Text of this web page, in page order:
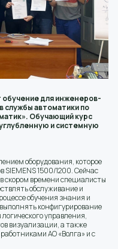
обучение для инженеров-
службы автоматики по
Обучающий курс
и системную
оборудования, которое
SIEMENS 1500/1200. Сейчас
скором времени специалисты
обслуживание и
обучения знания и
конфигурирование
управления,
визуализации, а также
АО «Волга» и с